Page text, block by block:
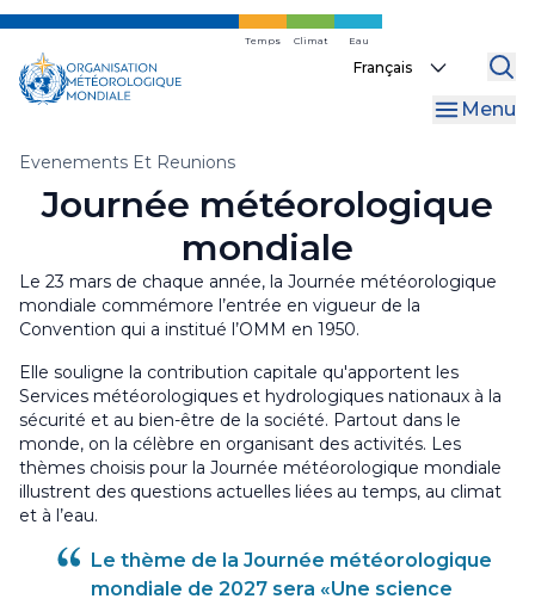
Skip
main
content
Temps Climat Eau
Select
Menu
Fil
d'Ariane
Evenements Et Reunions
Journée météorologique
mondiale
Le 23 mars de chaque année, la Journée météorologique
mondiale commémore l’entrée en vigueur de la
Convention qui a institué l’OMM en 1950.
Elle souligne la contribution capitale qu'apportent les
Services météorologiques et hydrologiques nationaux à la
sécurité et au bien-être de la société. Partout dans le
monde, on la célèbre en organisant des activités. Les
thèmes choisis pour la Journée météorologique mondiale
illustrent des questions actuelles liées au temps, au climat
et à l’eau.
Le thème de la Journée météorologique
mondiale de 2027 sera «Une science